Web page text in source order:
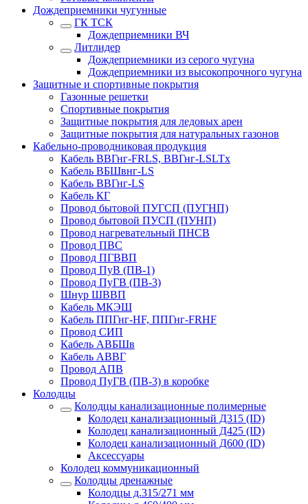
Дождеприемники чугунные
ГК ТСК
Дождеприемники ВЧ
Литлидер
Дождеприемники из серого чугуна
Дождеприемники из высокопрочного чугуна
Защитные и спортивные покрытия
Газонные решетки
Спортивные покрытия
Защитные покрытия для ледовых арен
Защитные покрытия для натуральных газонов
Кабельно-проводниковая продукция
Кабель ВВГнг-FRLS, ВВГнг-LSLTx
Кабель ВБШвнг-LS
Кабель ВВГнг-LS
Кабель КГ
Провод бытовой ПУГСП (ПУГНП)
Провод бытовой ПУСП (ПУНП)
Провод нагревательный ПНСВ
Провод ПВС
Провод ПГВВП
Провод ПуВ (ПВ-1)
Провод ПуГВ (ПВ-3)
Шнур ШВВП
Кабель МКЭШ
Кабель ППГнг-HF, ППГнг-FRHF
Провод СИП
Кабель АВБШв
Кабель АВВГ
Провод АПВ
Провод ПуГВ (ПВ-3) в коробке
Колодцы
Колодцы канализационные полимерные
Колодец канализационный Д315 (ID)
Колодец канализационный Д425 (ID)
Колодец канализационный Д600 (ID)
Аксессуары
Колодец коммуникационный
Колодцы дренажные
Колодцы д.315/271 мм